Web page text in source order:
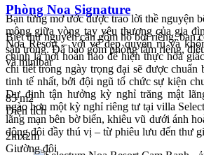
Bạn từng mơ ước được trao lời thề nguyện
mộng giữa vòng tay yêu thương của gia
Noa Resort – với vẻ đẹp quyến rũ và
chính là nơi hoàn hảo để hiện thực hóa
chi tiết trong ngày trọng đại sẽ được chuẩn
tinh tế nhất, bởi đội ngũ tổ chức sự kiện
Dự định tận hưởng kỳ nghỉ trăng mật
ngào hơn một kỳ nghỉ riêng tư tại villa
lãng mạn bên bờ biển, khiêu vũ dưới ánh
động đôi đầy thú vị – từ phiêu lưu đến thư
Phòng Noa Signature
Biệt thự nguyên căn gồm hồ bơi riêng, ban
sân trong. Đã bao gồm phòng tắm riêng,
và minibar
85 m2
Diện tích
2mx2m
Giường đôi